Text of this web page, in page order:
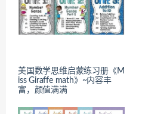
美国数学思维启蒙练习册《M
iss Giraffe math》~内容丰
富，颜值满满